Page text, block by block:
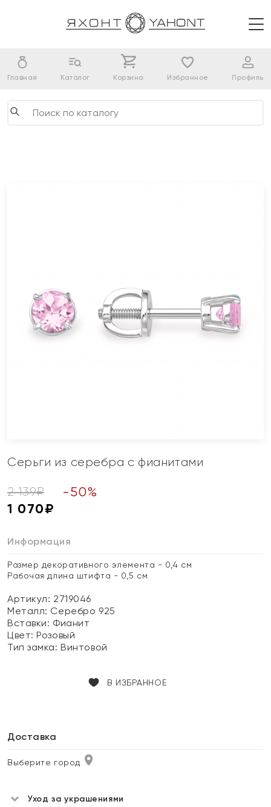
Главная Каталог Корзина Избранное Профиль
Серьги из серебра с фианитами
2 139₽ -50%
1 070₽
Информация
Размер декоративного элемента - 0,4 см
Рабочая длина штифта - 0,5 см
Артикул: 2719046
Металл: Серебро 925
Вставки: Фианит
Цвет:Розовый
Тип замка:Винтовой
В ИЗБРАННОЕ
Доставка
Выберите город
Уход за украшениями